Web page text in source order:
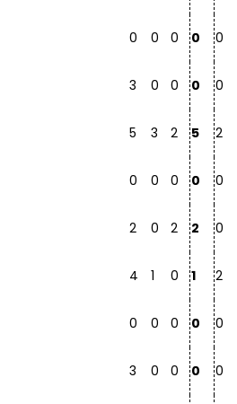
0 0 0 0 0
3 0 0 0 0
5 3 2 5 2
0 0 0 0 0
2 0 2 2 0
4 1 0 1 2
0 0 0 0 0
3 0 0 0 0